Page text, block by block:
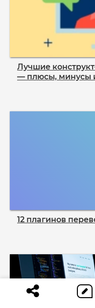
Лучшие
— плюсы, минусы
12 плагинов